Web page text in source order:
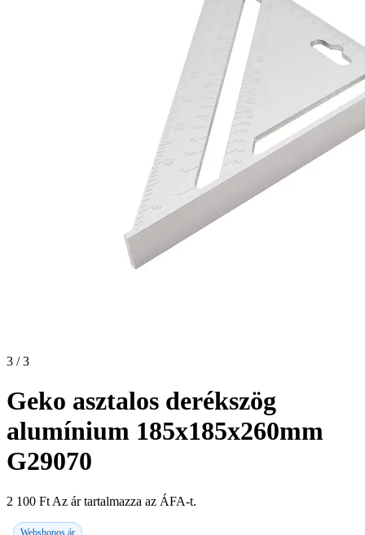
3 / 3
Geko asztalos derékszög
alumínium 185x185x260mm
G29070
2 100 Ft Az ár tartalmazza az ÁFA-t.
Webshopos ár